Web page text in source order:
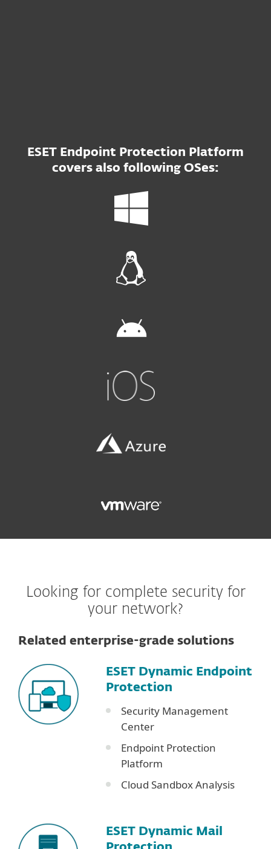
ESET Endpoint Protection Platform
covers also following OSes:
Looking for complete security for
your network?
Related enterprise-grade solutions
ESET Dynamic Endpoint
Protection
Security Management
Center
Endpoint Protection
Platform
Cloud Sandbox Analysis
ESET Dynamic Mail